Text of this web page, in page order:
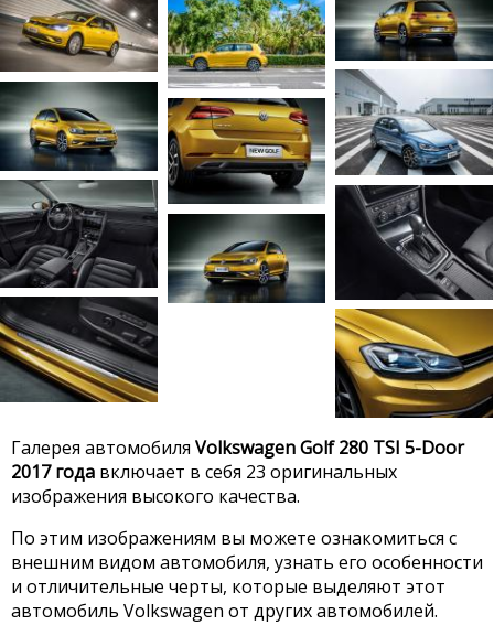
Галерея автомобиля Volkswagen Golf 280 TSI 5-Door
2017 года включает в себя 23 оригинальных
изображения высокого качества.
По этим изображениям вы можете ознакомиться с
внешним видом автомобиля, узнать его особенности
и отличительные черты, которые выделяют этот
автомобиль Volkswagen от других автомобилей.